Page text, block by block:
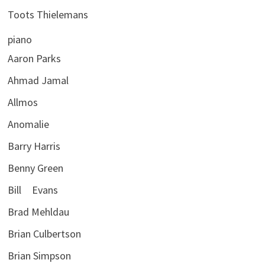
Toots Thielemans
piano
Aaron Parks
Ahmad Jamal
Allmos
Anomalie
Barry Harris
Benny Green
Bill Evans
Brad Mehldau
Brian Culbertson
Brian Simpson